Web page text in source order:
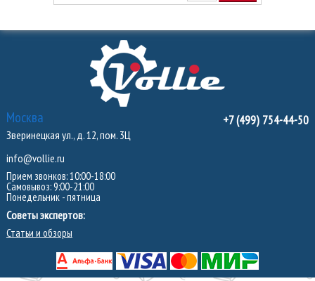
Москва
Зверинецкая ул., д. 12, пом. 3Ц
info@vollie.ru
Прием звонков: 10:00-18:00
Самовывоз: 9:00-21:00
Понедельник - пятница
Советы экспертов:
Статьи и обзоры
+7 (499) 754-44-50